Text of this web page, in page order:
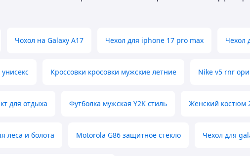
Чохол на Galaxy A17 Чехол для iphone 17 pro max Чехол
Кроссовки кросовки мужские летние Nike v5 rnr
для отдыха Футболка мужская Y2K стиль Женский костюм
леса и болота Motorola G86 защитное стекло Чехол для